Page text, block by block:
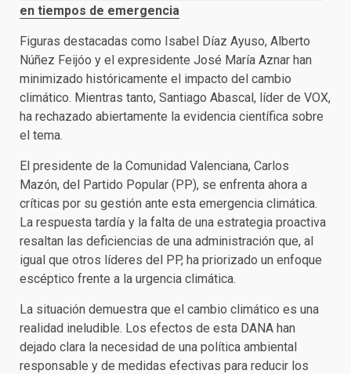
en tiempos de emergencia
Figuras destacadas como Isabel Díaz Ayuso, Alberto
Núñez Feijóo y el expresidente José María Aznar han
minimizado históricamente el impacto del cambio
climático. Mientras tanto, Santiago Abascal, líder de VOX,
ha rechazado abiertamente la evidencia científica sobre
el tema.
El presidente de la Comunidad Valenciana, Carlos
Mazón, del Partido Popular (PP), se enfrenta ahora a
críticas por su gestión ante esta emergencia climática.
La respuesta tardía y la falta de una estrategia proactiva
resaltan las deficiencias de una administración que, al
igual que otros líderes del PP, ha priorizado un enfoque
escéptico frente a la urgencia climática.
La situación demuestra que el cambio climático es una
realidad ineludible. Los efectos de esta DANA han
dejado clara la necesidad de una política ambiental
responsable y de medidas efectivas para reducir los